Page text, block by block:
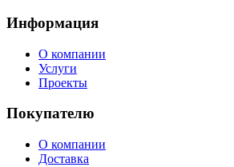
Информация
О компании
Услуги
Проекты
Покупателю
О компании
Доставка